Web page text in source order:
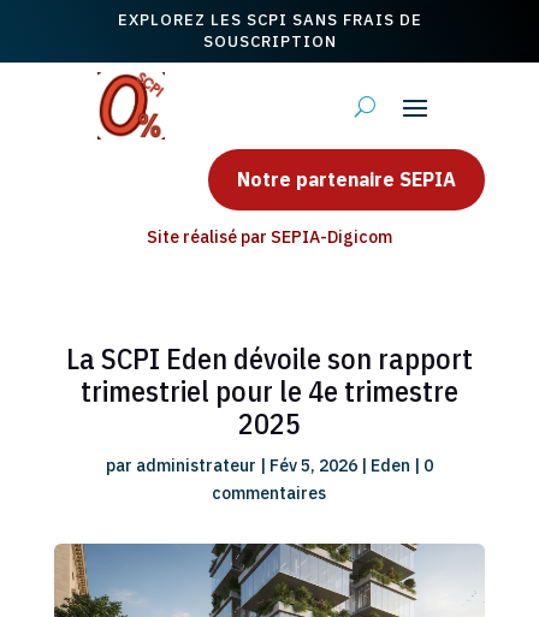
EXPLOREZ LES SCPI SANS FRAIS DE
SOUSCRIPTION
Notre partenaire SEPIA
Site réalisé par SEPIA-Digicom
La SCPI Eden dévoile son rapport
trimestriel pour le 4e trimestre
2025
par administrateur | Fév 5, 2026| Eden | 0
commentaires